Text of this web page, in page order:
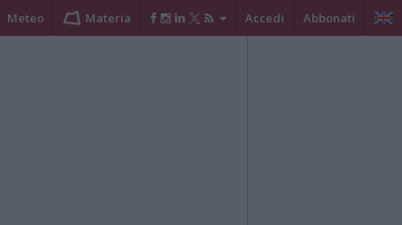
Meteo Materia Accedi Abbonati